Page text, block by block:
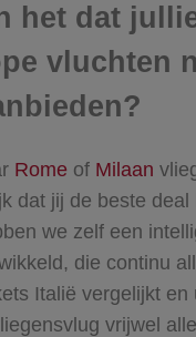
het dat
vluchten
Rome of Milaan
dat jij de beste deal
we zelf een
die continu
Italië vergelijkt en
vrijwel